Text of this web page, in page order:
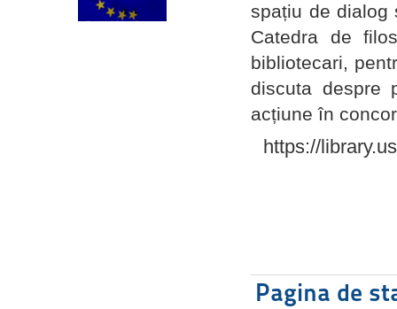
spațiu de dialog
Catedra de
bibliotecari,
discuta despre
acțiune în
https://
Pagina de